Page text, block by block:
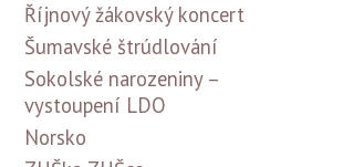
Říjnový žákovský koncert
Šumavské štrúdlování
Sokolské narozeniny –
vystoupení LDO
Norsko